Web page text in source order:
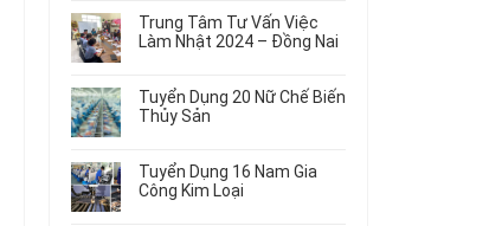
Điện
Dùng
Tô
Máy
Gia
Công
Chi
Tiết
Đơn
Hàng
Nữ
Nhật
Mới
Nhất
có
bình
luận
Du
Học
Singapore
Tập
Hưởng
Lương
Trung Tâm Tư Vấn Việc
Làm Nhật 2024 – Đồng Nai
có
bình
luận
Trung
Tâm
Tư
Tuyển Dụng 20 Nữ Chế Biến
Thủy Sản
có
bình
luận
Tuyển Dụng 16 Nam Gia
Công Kim Loại